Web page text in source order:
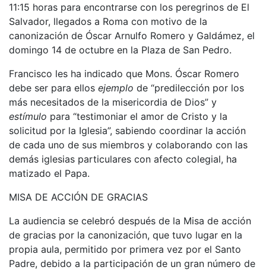
11:15 horas para encontrarse con los peregrinos de El
Salvador, llegados a Roma con motivo de la
canonización de Óscar Arnulfo Romero y Galdámez, el
domingo 14 de octubre en la Plaza de San Pedro.
Francisco les ha indicado que Mons. Óscar Romero
debe ser para ellos ejemplo de “predilección por los
más necesitados de la misericordia de Dios” y
estímulo para “testimoniar el amor de Cristo y la
solicitud por la Iglesia”, sabiendo coordinar la acción
de cada uno de sus miembros y colaborando con las
demás iglesias particulares con afecto colegial, ha
matizado el Papa.
MISA DE ACCIÓN DE GRACIAS
La audiencia se celebró después de la Misa de acción
de gracias por la canonización, que tuvo lugar en la
propia aula, permitido por primera vez por el Santo
Padre, debido a la participación de un gran número de